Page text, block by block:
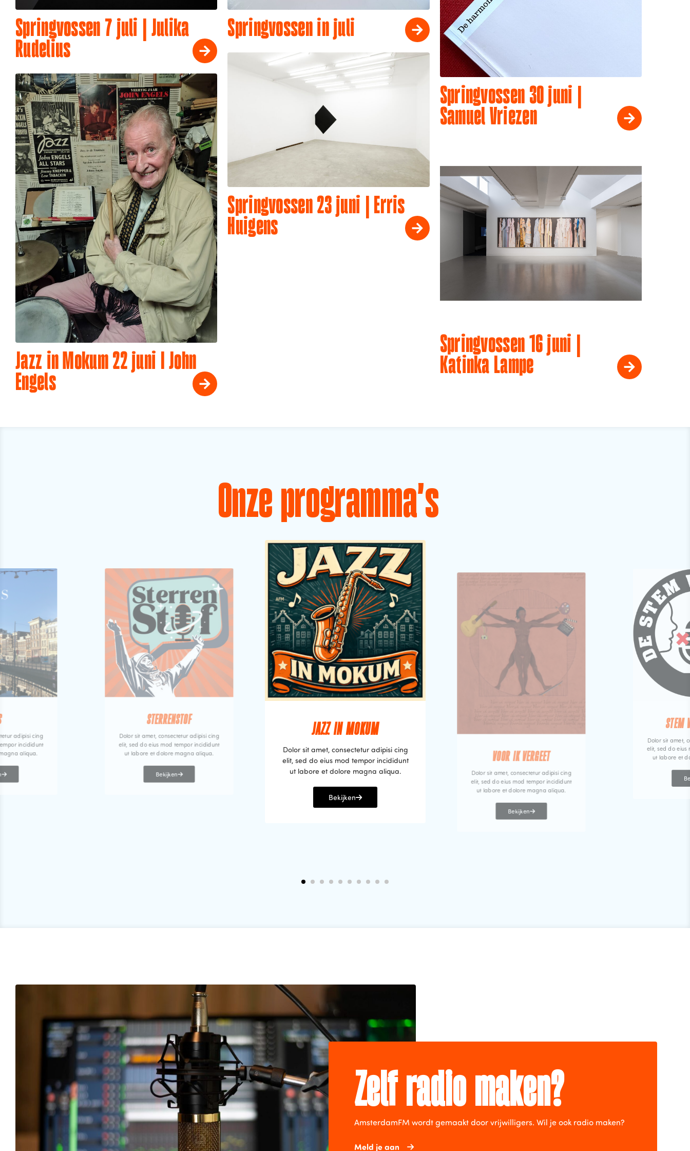
Springvossen 7 juli | Julika
Rudelius
Springvossen in juli
Springvossen 30 juni |
Samuel Vriezen
Springvossen 23 juni | Erris
Huigens
Jazz in Mokum 22 juni I John
Engels
Springvossen 16 juni |
Katinka Lampe
Onze programma's
adipisi cing
incididunt
aliqua.
STERRENSTOF
Dolor sit amet, consectetur adipisi cing
elit, sed do eius mod tempor incididunt
ut labore et dolore magna aliqua.
Bekijken
JAZZ IN MOKUM
Dolor sit amet, consectetur adipisi cing
elit, sed do eius mod tempor incididunt
ut labore et dolore magna aliqua.
Bekijken
VOOR IK VERGEET
Dolor sit amet, consectetur adipisi cing
elit, sed do eius mod tempor incididunt
ut labore et dolore magna aliqua.
Bekijken
STEM
Dolor sit amet,
elit, sed do eius
ut labore et
Zelf radio maken?
AmsterdamFM wordt gemaakt door vrijwilligers. Wil je ook radio maken?
Meld je aan